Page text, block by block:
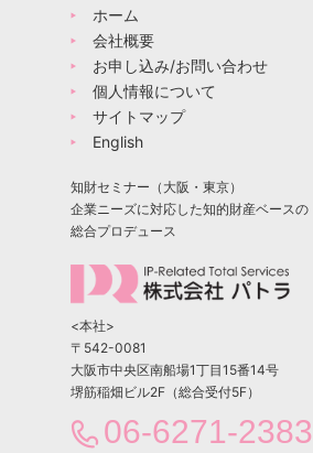
知財セミナー（大阪・東京）
企業ニーズに対応した知的財産ベースの
総合プロデュース
<本社>
〒542-0081
大阪市中央区南船場1丁目15番14号
堺筋稲畑ビル2F（総合受付5F）
06-6271-2383
ホーム
会社概要
お申し込み/お問い合わせ
個人情報について
サイトマップ
English